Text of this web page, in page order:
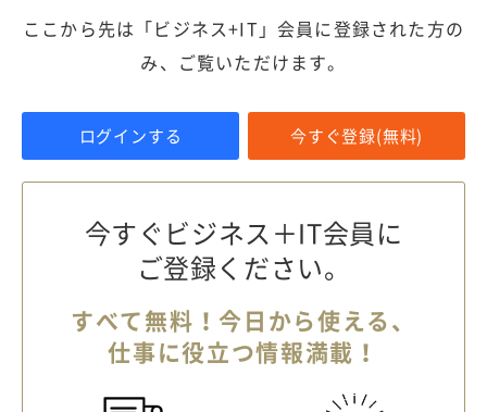
ここから先は「ビジネス+IT」会員に登録された方の
み、ご覧いただけます。
ログインする 今すぐ登録(無料)
今すぐビジネス＋IT会員に
ご登録ください。
すべて無料！今日から使える、
仕事に役立つ情報満載！